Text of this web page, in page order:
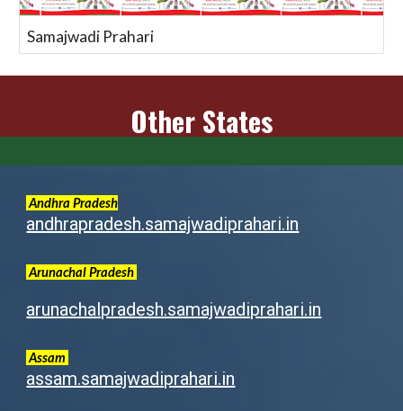
Samajwadi Prahari
Other States
Andhra Pradesh
andhrapradesh.samajwadiprahari.in
ArunachalPradesh
arunachalpradesh.samajwadiprahari.in
Assam
assam.samajwadiprahari.in